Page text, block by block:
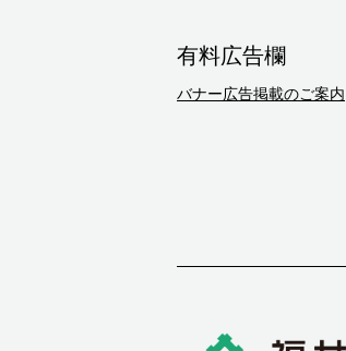
有料広告欄
バナー広告掲載のご案内